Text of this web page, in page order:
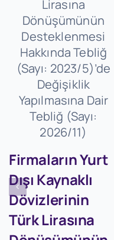
Firmaların Yurt
Dışı Kaynaklı
Dövizlerinin
Türk Lirasına